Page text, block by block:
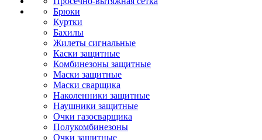
Брюки
Куртки
Бахилы
Жилеты сигнальные
Каски защитные
Комбинезоны защитные
Маски защитные
Маски сварщика
Наколенники защитные
Наушники защитные
Очки газосварщика
Полукомбинезоны
Очки защитные